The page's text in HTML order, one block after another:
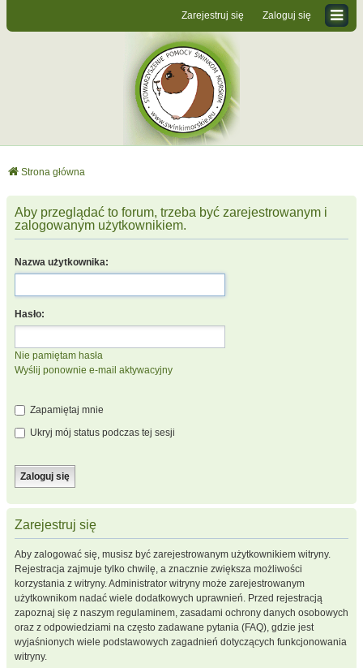
Zaloguj się
Zarejestruj się
Strona główna
Aby przeglądać to forum, trzeba być zarejestrowanym i
zalogowanym użytkownikiem.
Nazwa użytkownika:
Hasło:
Nie pamiętam hasła
Wyślij ponownie e-mail aktywacyjny
Zapamiętaj mnie
Ukryj mój status podczas tej sesji
Zarejestruj się
Aby zalogować się, musisz być zarejestrowanym użytkownikiem witryny.
Rejestracja zajmuje tylko chwilę, a znacznie zwiększa możliwości
korzystania z witryny. Administrator witryny może zarejestrowanym
użytkownikom nadać wiele dodatkowych uprawnień. Przed rejestracją
zapoznaj się z naszym regulaminem, zasadami ochrony danych osobowych
oraz z odpowiedziami na często zadawane pytania (FAQ), gdzie jest
wyjaśnionych wiele podstawowych zagadnień dotyczących funkcjonowania
witryny.